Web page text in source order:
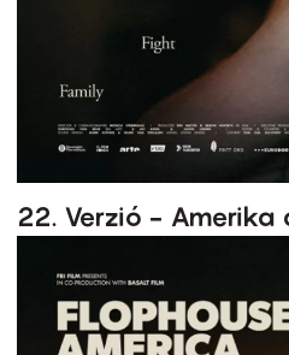
22. Verzió - Amerika